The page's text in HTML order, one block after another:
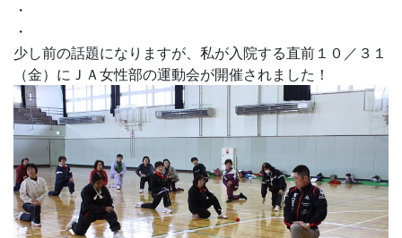
・
・
少し前の話題になりますが、私が入院する直前１０／３１
（金）にＪＡ女性部の運動会が開催されました！